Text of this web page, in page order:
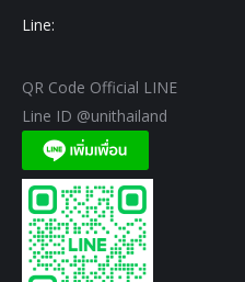
Line:
QR Code Official LINE
Line ID @unithailand